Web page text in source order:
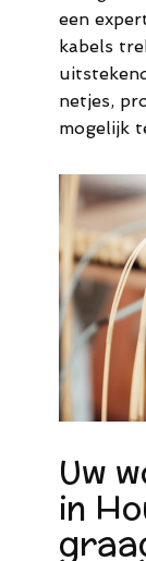
een
kabels
netjes,
mogelijk
Uw
in